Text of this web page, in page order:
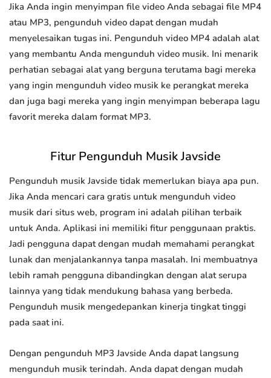
Jika Anda ingin menyimpan file video Anda sebagai file MP4
atau MP3, pengunduh video dapat dengan mudah
menyelesaikan tugas ini. Pengunduh video MP4 adalah alat
yang membantu Anda mengunduh video musik. Ini menarik
perhatian sebagai alat yang berguna terutama bagi mereka
yang ingin mengunduh video musik ke perangkat mereka
dan juga bagi mereka yang ingin menyimpan beberapa lagu
favorit mereka dalam format MP3.
Fitur Pengunduh Musik Javside
Pengunduh musik Javside tidak memerlukan biaya apa pun.
Jika Anda mencari cara gratis untuk mengunduh video
musik dari situs web, program ini adalah pilihan terbaik
untuk Anda. Aplikasi ini memiliki fitur penggunaan praktis.
Jadi pengguna dapat dengan mudah memahami perangkat
lunak dan menjalankannya tanpa masalah. Ini membuatnya
lebih ramah pengguna dibandingkan dengan alat serupa
lainnya yang tidak mendukung bahasa yang berbeda.
Pengunduh musik mengedepankan kinerja tingkat tinggi
pada saat ini.
Dengan pengunduh MP3 Javside Anda dapat langsung
mengunduh musik terindah. Anda dapat dengan mudah